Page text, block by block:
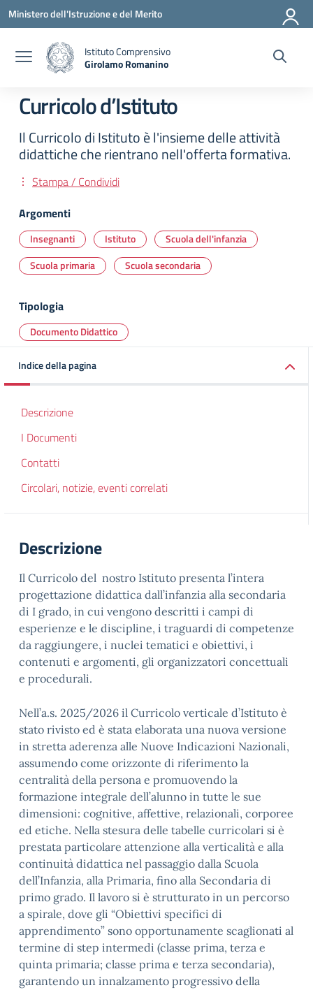
Vai ai contenuti
Vai al menu di navigazione
Vai al footer
Ministero dell'Istruzione e del Merito
Istituto Comprensivo
Girolamo Romanino
Curricolo d’Istituto
Il Curricolo di Istituto è l'insieme delle attività
didattiche che rientrano nell'offerta formativa.
Stampa / Condividi
Argomenti
Insegnanti Istituto
Scuola dell'infanzia
Scuola primaria
Scuola secondaria
Tipologia
Documento Didattico
Indice della pagina
Descrizione
I Documenti
Contatti
Circolari, notizie, eventi correlati
Descrizione
Il Curricolo del nostro Istituto presenta l’intera
progettazione didattica dall’infanzia alla secondaria
di I grado, in cui vengono descritti i campi di
esperienze e le discipline, i traguardi di competenze
da raggiungere, i nuclei tematici e obiettivi, i
contenuti e argomenti, gli organizzatori concettuali
e procedurali.
Nell’a.s. 2025/2026 il Curricolo verticale d’Istituto è
stato rivisto ed è stata elaborata una nuova versione
in stretta aderenza alle Nuove Indicazioni Nazionali,
assumendo come orizzonte di riferimento la
centralità della persona e promuovendo la
formazione integrale dell’alunno in tutte le sue
dimensioni: cognitive, affettive, relazionali, corporee
ed etiche. Nella stesura delle tabelle curricolari si è
prestata particolare attenzione alla verticalità e alla
continuità didattica nel passaggio dalla Scuola
dell’Infanzia, alla Primaria, fino alla Secondaria di
primo grado. Il lavoro si è strutturato in un percorso
a spirale, dove gli “Obiettivi specifici di
apprendimento” sono opportunamente scaglionati al
termine di step intermedi (classe prima, terza e
quinta primaria; classe prima e terza secondaria),
garantendo un innalzamento progressivo della